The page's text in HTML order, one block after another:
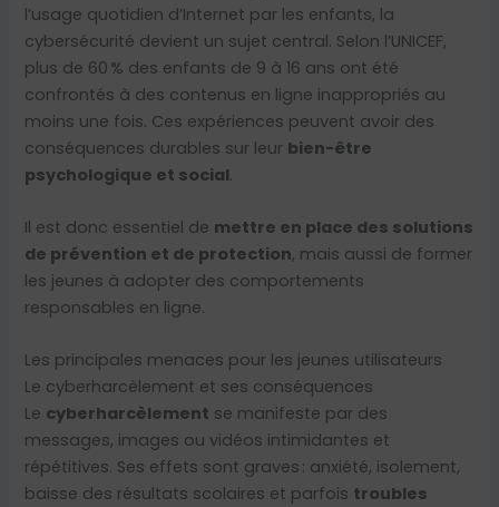
l’usage quotidien d’Internet par les enfants, la
cybersécurité devient un sujet central. Selon l’UNICEF,
plus de 60 % des enfants de 9 à 16 ans ont été
confrontés à des contenus en ligne inappropriés au
moins une fois. Ces expériences peuvent avoir des
conséquences durables sur leur bien-être
psychologique et social.
Il est donc essentiel de mettre en place des solutions
de prévention et de protection, mais aussi de former
les jeunes à adopter des comportements
responsables en ligne.
Les principales menaces pour les jeunes utilisateurs
Le cyberharcèlement et ses conséquences
Le cyberharcèlement se manifeste par des
messages, images ou vidéos intimidantes et
répétitives. Ses effets sont graves : anxiété, isolement,
baisse des résultats scolaires et parfois troubles